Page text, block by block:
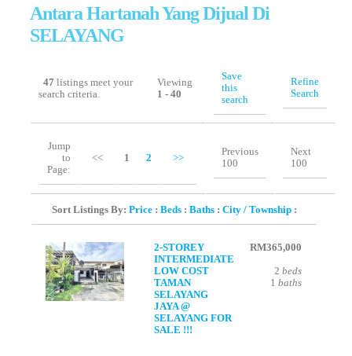
Antara Hartanah Yang Dijual Di
SELAYANG
47listings meet your
search criteria.
Viewing
1 - 40
Save
this
search
Refine
Search
Jump
to
Page:
<< 1 2 >>
Previous
100
Next
100
Sort Listings By: Price: Beds: Baths: City / Township:
2-STOREY
INTERMEDIATE
LOW COST
TAMAN
SELAYANG
JAYA @
SELAYANG FOR
SALE !!!
RM365,000
2 beds
1 baths